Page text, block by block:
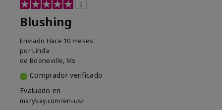
5
Blushing
Enviado Hace 10 meses
por Linda
de Booneville, Ms
Comprador verificado
Evaluado en
marykay.com/en-us/